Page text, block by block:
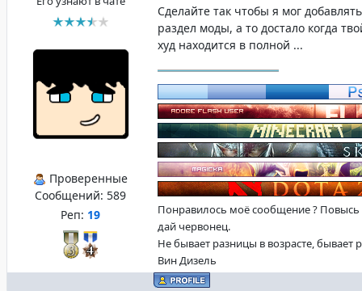
Проверенные
Сообщений: 589
Реп: 19
Сделайте так чтобы я мог
раздел моды, а то достало когда
худ находится в полной ...
Понравилось моё сообщение ?
дай червонец.
Не бывает разницы в возрасте, бывает
Вин Дизель